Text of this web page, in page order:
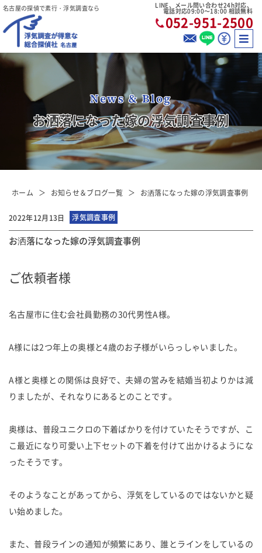
名古屋の探偵で素行・浮気調査なら LINE、メール問い合わせ24h対応、
電話対応09:00〜18:00 相談無料
052-951-2500
News & Blog
お洒落になった嫁の浮気調査事例
ホーム お知らせ＆ブログ一覧 お洒落になった嫁の浮気調査事例
2022年12月13日 浮気調査事例
お洒落になった嫁の浮気調査事例
ご依頼者様
名古屋市に住む会社員勤務の30代男性A様。
A様には2つ年上の奥様と4歳のお子様がいらっしゃいました。
A様と奥様との関係は良好で、夫婦の営みを結婚当初よりかは減
りましたが、それなりにあるとのことです。
奥様は、普段ユニクロの下着ばかりを付けていたそうですが、こ
こ最近になり可愛い上下セットの下着を付けて出かけるようにな
ったそうです。
そのようなことがあってから、浮気をしているのではないかと疑
い始めました。
また、普段ラインの通知が頻繁にあり、誰とラインをしているの